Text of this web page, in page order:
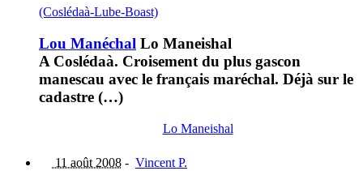
(Coslédaà-Lube-Boast)
Lou Manéchal Lo Maneishal
A Coslédaà. Croisement du plus gascon
manescau avec le français maréchal. Déjà sur le
cadastre (…)
Lo Maneishal
11 août 2008 - Vincent P.